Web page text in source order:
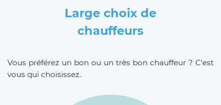
Large choix de
chauffeurs
Vous préférez un bon ou un très bon chauffeur ? C’est
vous qui choisissez.